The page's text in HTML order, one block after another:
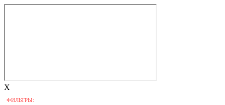
X
ФИЛЬТРЫ: